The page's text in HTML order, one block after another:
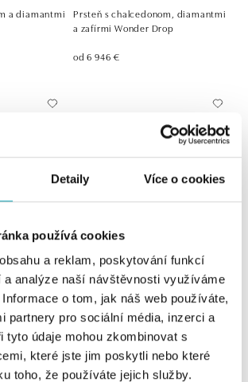
Detaily Více o cookies
používá cookies
a reklam, poskytování funkcí
analýze naší návštěvnosti využíváme
o tom, jak náš web používáte,
partnery pro sociální média, inzerci a
tyto údaje mohou zkombinovat s
které jste jim poskytli nebo které
toho, že používáte jejich služby.
a diamantmi
Prsteň s chalcedonom, diamantmi
a zafírmi Wonder Drop
od 6 946 €
a diamantmi
ALO
Prsteň s chalcedonom a diamantmi
Baroque Passion
od 3 237 €